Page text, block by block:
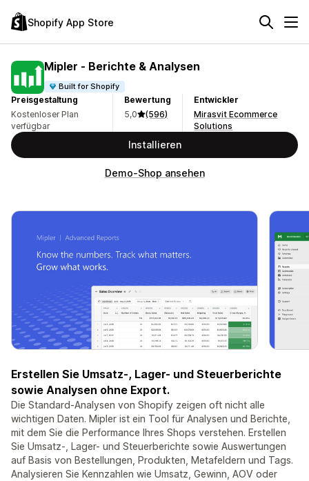
Shopify App Store
Mipler ‑ Berichte & Analysen
Built for Shopify
Preisgestaltung
Kostenloser Plan
verfügbar
Bewertung
5,0
(596)
Entwickler
Mirasvit Ecommerce
Solutions
Installieren
Demo-Shop ansehen
Erstellen Sie Umsatz-, Lager- und Steuerberichte
sowie Analysen ohne Export.
Die Standard-Analysen von Shopify zeigen oft nicht alle
wichtigen Daten. Mipler ist ein Tool für Analysen und Berichte,
mit dem Sie die Performance Ihres Shops verstehen. Erstellen
Sie Umsatz-, Lager- und Steuerberichte sowie Auswertungen
auf Basis von Bestellungen, Produkten, Metafeldern und Tags.
Analysieren Sie Kennzahlen wie Umsatz, Gewinn, AOV oder